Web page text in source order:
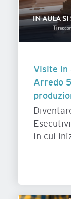
Visite in
Arredo
in cui